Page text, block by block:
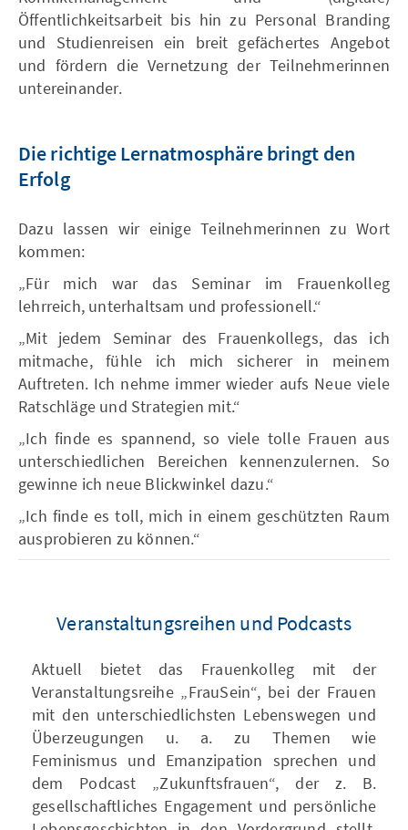
Öffentlichkeitsarbeit bis hin zu Personal Branding
und Studienreisen ein breit gefächertes Angebot
und fördern die Vernetzung der Teilnehmerinnen
untereinander.
Die richtige Lernatmosphäre bringt den
Erfolg
Dazu lassen wir einige Teilnehmerinnen zu Wort
kommen:
„Für mich war das Seminar im Frauenkolleg
lehrreich, unterhaltsam und professionell.“
„Mit jedem Seminar des Frauenkollegs, das ich
mitmache, fühle ich mich sicherer in meinem
Auftreten. Ich nehme immer wieder aufs Neue viele
Ratschläge und Strategien mit.“
„Ich finde es spannend, so viele tolle Frauen aus
unterschiedlichen Bereichen kennenzulernen. So
gewinne ich neue Blickwinkel dazu.“
„Ich finde es toll, mich in einem geschützten Raum
ausprobieren zu können.“
Veranstaltungsreihen und Podcasts
Aktuell bietet das Frauenkolleg mit der
Veranstaltungsreihe „FrauSein“, bei der Frauen
mit den unterschiedlichsten Lebenswegen und
Überzeugungen u. a. zu Themen wie
Feminismus und Emanzipation sprechen und
dem Podcast „Zukunftsfrauen“, der z. B.
gesellschaftliches Engagement und persönliche